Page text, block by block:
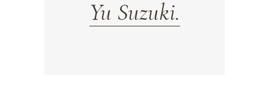
Yu Suzuki.